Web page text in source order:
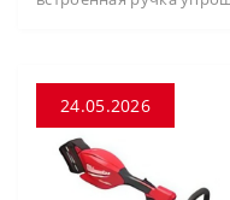
24.05.2026